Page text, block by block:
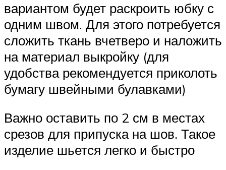
вариантом будет раскроить юбку с
одним швом. Для этого потребуется
сложить ткань вчетверо и наложить
на материал выкройку (для
удобства рекомендуется приколоть
бумагу швейными булавками)
Важно оставить по 2 см в местах
срезов для припуска на шов. Такое
изделие шьется легко и быстро